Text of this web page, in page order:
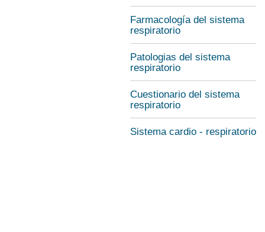
Farmacología del sistema
respiratorio
Patologias del sistema
respiratorio
Cuestionario del sistema
respiratorio
Sistema cardio - respiratorio